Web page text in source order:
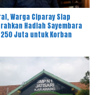
Warga Ciparay Siap
Hadiah Sayembara
Juta untuk Korban